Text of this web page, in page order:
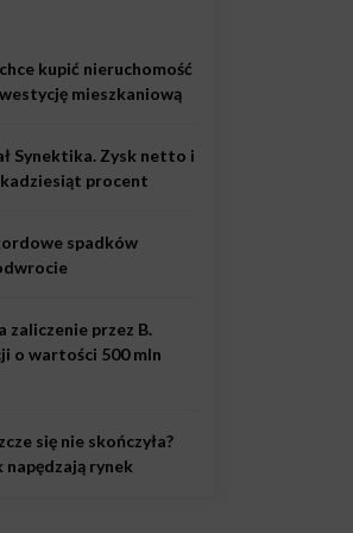
kupić nieruchomość
mieszkaniową
Synektika. Zysk netto i
procent
spadków
zaliczenie przez B.
o wartości 500 mln
się nie skończyła?
napędzają rynek